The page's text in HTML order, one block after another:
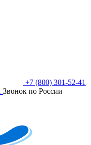
+7 (800) 301-52-41
Звонок по России